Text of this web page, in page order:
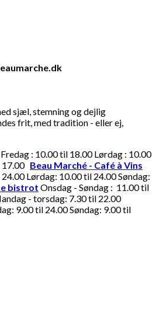
sjæl, stemning og dejlig
frit, med tradition - eller ej,
: 10.00 til 18.00 Lørdag : 10.00
17.00 Beau Marché - Café à Vins
Lørdag: 10.00 til 24.00 Søndag:
bistrot Onsdag - Søndag : 11.00 til
- torsdag: 7.30 til 22.00
9.00 til 24.00 Søndag: 9.00 til